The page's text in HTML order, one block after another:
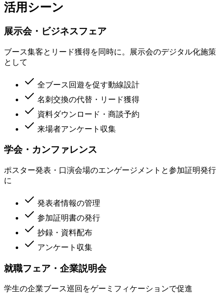
活用シーン
展示会・ビジネスフェア
ブース集客とリード獲得を同時に。展示会のデジタル化施策
として
全ブース回遊を促す動線設計
名刺交換の代替・リード獲得
資料ダウンロード・商談予約
来場者アンケート収集
学会・カンファレンス
ポスター発表・口演会場のエンゲージメントと参加証明発行
に
発表者情報の管理
参加証明書の発行
抄録・資料配布
アンケート収集
就職フェア・企業説明会
学生の企業ブース巡回をゲーミフィケーションで促進